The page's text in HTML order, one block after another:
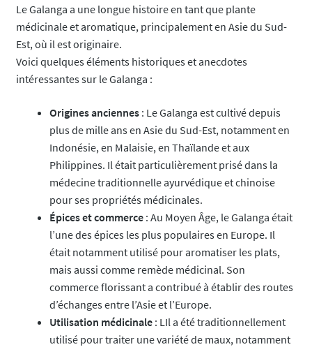
Le Galanga a une longue histoire en tant que plante
médicinale et aromatique, principalement en Asie du Sud-
Est, où il est originaire.
Voici quelques éléments historiques et anecdotes
intéressantes sur le Galanga :
Origines anciennes: Le Galanga est cultivé depuis
plus de mille ans en Asie du Sud-Est, notamment en
Indonésie, en Malaisie, en Thaïlande et aux
Philippines. Il était particulièrement prisé dans la
médecine traditionnelle ayurvédique et chinoise
pour ses propriétés médicinales.
Épices et commerce: Au Moyen Âge, le Galanga était
l’une des épices les plus populaires en Europe. Il
était notamment utilisé pour aromatiser les plats,
mais aussi comme remède médicinal. Son
commerce florissant a contribué à établir des routes
d’échanges entre l’Asie et l’Europe.
Utilisation médicinale: LIl a été traditionnellement
utilisé pour traiter une variété de maux, notamment